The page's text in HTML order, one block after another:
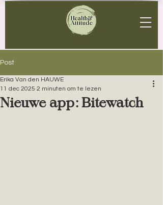
Post
Nieuwe app: Bitewatch
Erika Van den HAUWE
11 dec 2025 2 minuten om te lezen